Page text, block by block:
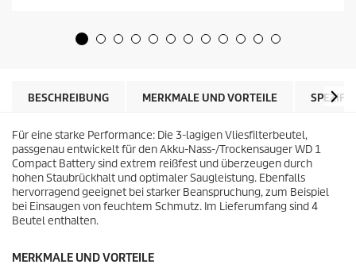
e
r
o
d
u
k
t
s
e
4
0
B
e
w
e
r
n
BESCHREIBUNG MERKMALE UND VORTEILE
Für eine starke Performance: Die 3-lagigen Vliesfilterbeutel,
passgenau entwickelt für den Akku-Nass-/Trockensauger WD 1
Compact Battery sind extrem reißfest und überzeugen durch
hohen Staubrückhalt und optimaler Saugleistung. Ebenfalls
hervorragend geeignet bei starker Beanspruchung, zum Beispiel
bei Einsaugen von feuchtem Schmutz. Im Lieferumfang sind 4
Beutel enthalten.
MERKMALE UND VORTEILE